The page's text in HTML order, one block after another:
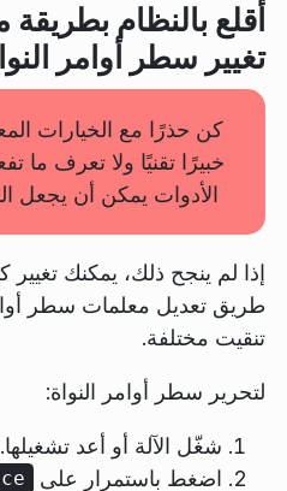
أقلع بالنظام
تغيير سطر أوامر
كن حذرًا مع الخيارات
خبيرًا تقنيًا ولا تعرف ما
الأدوات يمكن أن يجعل
إذا لم ينجح ذلك، يمكنك تغيير
طريق تعديل معلمات سطر
تنقيت مختلفة.
لتحرير سطر أوامر النواة:
شغّل الآلة أو أعد تشغيلها.
اضغط باستمرار على